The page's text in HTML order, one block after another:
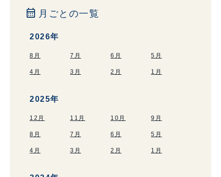
calendar_month 月ごとの一覧
2026年
8月 7月 6月 5月
4月 3月 2月 1月
2025年
12月 11月 10月 9月
8月 7月 6月 5月
4月 3月 2月 1月